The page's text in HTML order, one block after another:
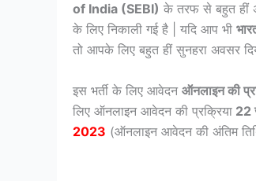
of India (SEBI) के तरफ से बहुत हीं
के लिए निकाली गई है | यदि आप भी
तो आपके लिए बहुत हीं सुनहरा अवसर
इस भर्ती के लिए आवेदन ऑनलाइन की
लिए ऑनलाइन आवेदन की प्रक्रिया 22
2023 (ऑनलाइन आवेदन की अंतिम